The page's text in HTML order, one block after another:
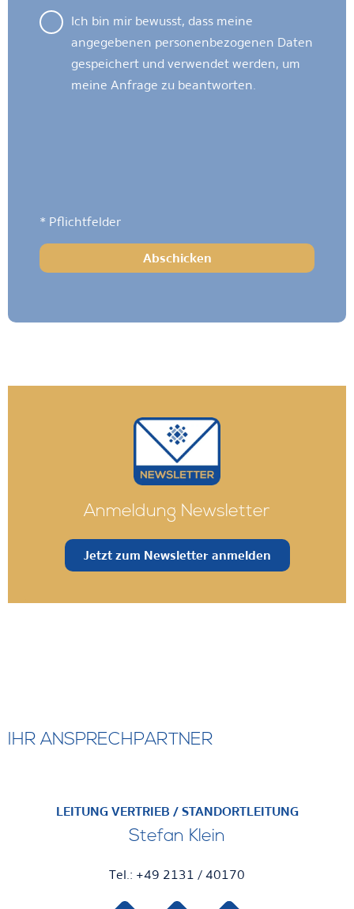
Ich bin mir bewusst, dass meine
angegebenen personenbezogenen Daten
gespeichert und verwendet werden, um
meine Anfrage zu beantworten.
* Pflichtfelder
Anmeldung Newsletter
LEITUNG VERTRIEB / STANDORTLEITUNG
Stefan Klein